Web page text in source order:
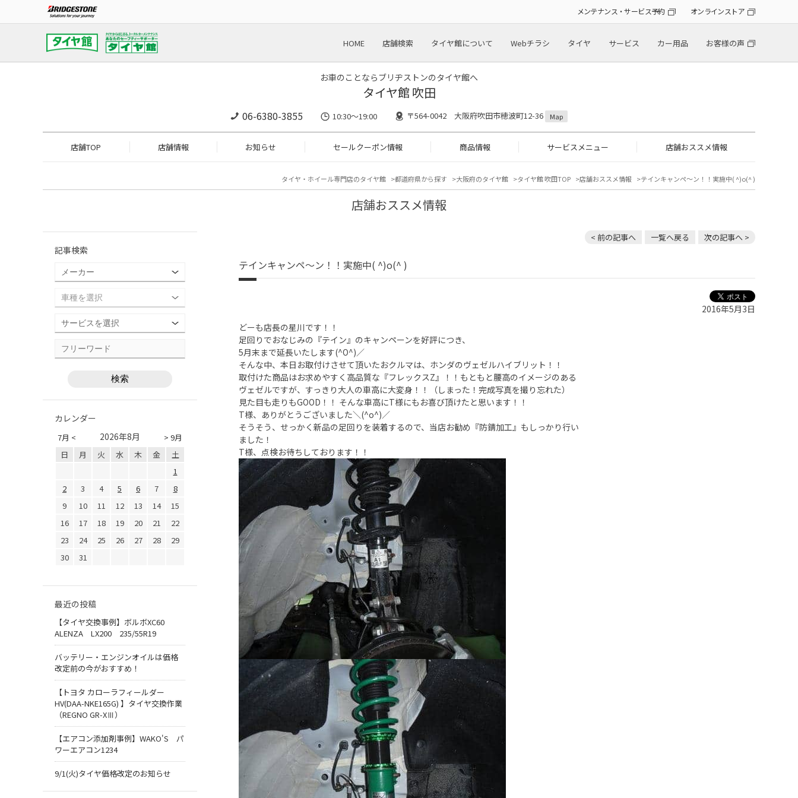
メンテナンス・サービス予約 オンラインストア
HOME 店舗検索 タイヤ館について Webチラシ タイヤ サービス カー用品 お客様の声
お車のことならブリヂストンのタイヤ館へ
タイヤ館 吹田
06-6380-3855 10:30～19:00 〒564-0042 大阪府吹田市穂波町12-36 Map
店舗TOP 店舗情報 お知らせ セールクーポン情報 商品情報 サービスメニュー 店舗おススメ情報
タイヤ・ホイール専門店のタイヤ館 都道府県から探す 大阪府のタイヤ館 タイヤ館 吹田TOP 店舗おススメ情報 テインキャンペ～ン！！実施中( ^)o(^ )
店舗おススメ情報
< 前の記事へ 一覧へ戻る 次の記事へ >
テインキャンペ～ン！！実施中( ^)o(^ )
2016年5月3日
どーも店長の星川です！！
足回りでおなじみの『テイン』のキャンペーンを好評につき、
5月末まで延長いたします(^O^)／
そんな中、本日お取付けさせて頂いたおクルマは、ホンダのヴェゼルハイブリット！！
取付けた商品はお求めやすく高品質な『フレックスZ』！！もともと腰高のイメージのある
ヴェゼルですが、すっきり大人の車高に大変身！！（しまった！完成写真を撮り忘れた）
見た目も走りもGOOD！！ そんな車高にT様にもお喜び頂けたと思います！！
T様、ありがとうございました＼(^o^)／
そうそう、せっかく新品の足回りを装着するので、当店お勧め『防錆加工』もしっかり行い
ました！
T様、点検お待ちしております！！
記事検索
カレンダー
7月 < > 9月
2026年8月
日 月 火 水 木 金
土
1
2
3 4 5 6 7
8
9
10 11 12 13 14
15
16
17 18 19 20 21
22
23
24 25 26 27 28
29
30
31
最近の投稿
【タイヤ交換事例】ボルボXC60
ALENZA LX200 235/55R19
バッテリー・エンジンオイルは価格
改定前の今がおすすめ！
【トヨタ カローラフィールダー
HV(DAA-NKE165G) 】タイヤ交換作業
（REGNO GR-XⅢ）
【エアコン添加剤事例】WAKO'S パ
ワーエアコン1234
9/1(火)タイヤ価格改定のお知らせ